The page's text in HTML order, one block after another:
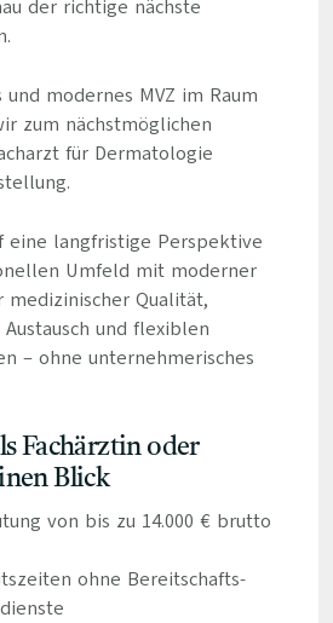
der richtige nächste
modernes MVZ im Raum
zum nächstmöglichen
für Dermatologie
eine langfristige Perspektive
Umfeld mit moderner
medizinischer Qualität,
und flexiblen
– ohne unternehmerisches
Fachärztin oder
Blick
von bis zu 14.000 € brutto
ohne Bereitschafts-